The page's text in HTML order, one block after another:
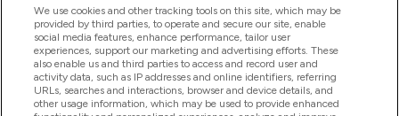
ヘルプ＆ガイド
商品について
We use cookies and other tracking tools on this site, which may be
provided by third parties, to operate and secure our site, enable
social media features, enhance performance, tailor user
experiences, support our marketing and advertising efforts. These
also enable us and third parties to access and record user and
activity data, such as IP addresses and online identifiers, referring
URLs, searches and interactions, browser and device details, and
other usage information, which may be used to provide enhanced